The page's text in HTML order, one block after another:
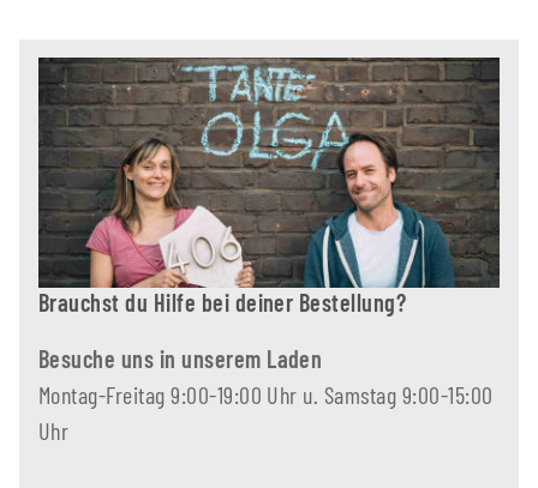
Brauchst du Hilfe bei deiner Bestellung?
Besuche uns in unserem Laden
Montag-Freitag 9:00-19:00 Uhr u. Samstag 9:00-15:00
Uhr